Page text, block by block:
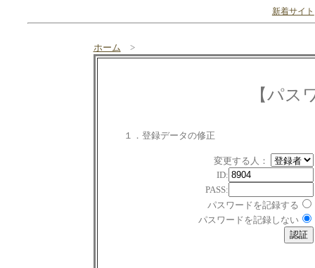
新着サイト
ホーム >
【パス
１．登録データの修正
変更する人：
ID:
PASS:
パスワードを記録する
パスワードを記録しない